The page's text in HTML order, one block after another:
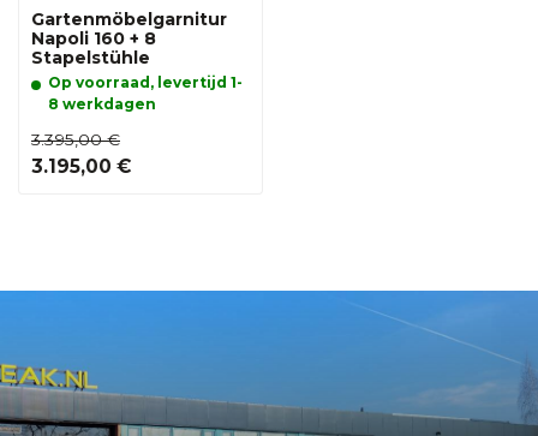
Gartenmöbelgarnitur
Napoli 160 + 8
Stapelstühle
Op voorraad, levertijd 1-
8 werkdagen
3.395,00 €
3.195,00 €